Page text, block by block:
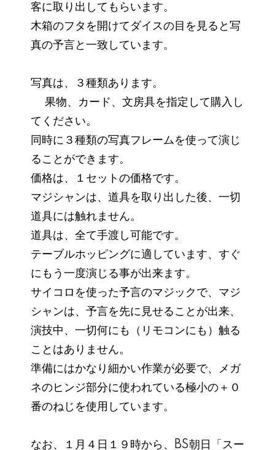
客に取り出してもらいます。
木箱のフタを開けてダイスの目を見ると写
真の予言と一致しています。
写真は、３種類あります。
果物、カード、文房具を指定して購入し
てください。
同時に３種類の写真フレームを使って演じ
ることができます。
価格は、１セットの価格です。
マジシャンは、道具を取り出した後、一切
道具には触れません。
道具は、全て手渡し可能です。
テーブルホッピングに適しています、すぐ
にもう一度演じる事が出来ます。
サイコロを使った予言のマジックで、マジ
シャンは、予言を先に見せることが出来、
演技中、一切何にも（リモコンにも）触る
ことはありません。
準備にはかなり細かい作業が必要で、メガ
ネのヒンジ部分に使われている極小の＋０
番のねじを使用しています。
なお、１月４日１９時から、BS朝日「スー